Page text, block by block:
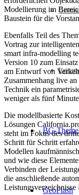
BG-
GeoFlash
Modellierung im
Baustein für die
Ebenfalls Teil des
Vortrag zur
smart infra-modelling
Version 10 zum
am Entwurf von
Zusammenhang live
Technik ein
weniger als fünf
Die modellbasierte
Lösungen
steht im Fokus des
Schritt für Schritt
Modellen
und wie diese
Verbinden der
die anschließende